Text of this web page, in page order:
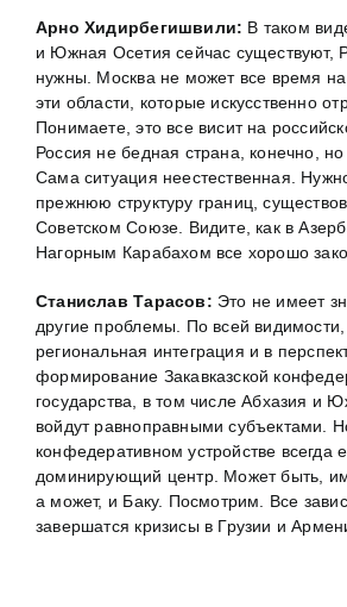
Арно Хидирбегишвили: В таком
и Южная Осетия сейчас существуют,
нужны. Москва не может все время
эти области, которые искусственно
Понимаете, это все висит на
Россия не бедная страна, конечно,
Сама ситуация неестественная.
прежнюю структуру границ,
Советском Союзе. Видите, как в
Нагорным Карабахом все хорошо
Станислав Тарасов: Это не имеет
другие проблемы. По всей
региональная интеграция и в
формирование Закавказской
государства, в том числе Абхазия и
войдут равноправными субъектами.
конфедеративном устройстве всегда
доминирующий центр. Может быть, им
а может, и Баку. Посмотрим. Все
завершатся кризисы в Грузии и